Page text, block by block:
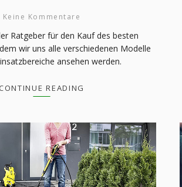
Keine Kommentare
Ratgeber für den Kauf des besten
wir uns alle verschiedenen Modelle
ansehen werden.
READING